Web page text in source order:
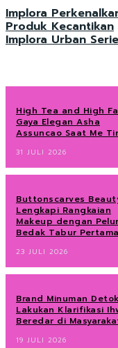
Implora
Produk Kecantikan
Implora Urban
High Tea and High
Gaya Elegan Asha
Assuncao Saat Me
31 JULI 2026
Buttonscarves
Lengkapi Rangkaian
Makeup dengan
Bedak Tabur
23 JULI 2026
Brand Minuman Detok
Lakukan Klarifikasi
Beredar di
19 JULI 2026